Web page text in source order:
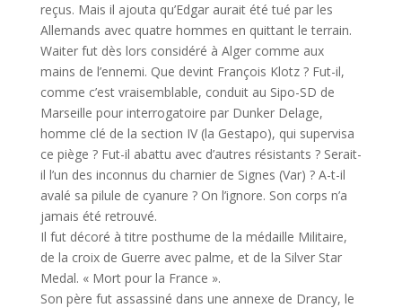
reçus. Mais il ajouta qu’Edgar aurait été tué par les
Allemands avec quatre hommes en quittant le terrain.
Waiter fut dès lors considéré à Alger comme aux
mains de l’ennemi. Que devint François Klotz ? Fut-il,
comme c’est vraisemblable, conduit au Sipo-SD de
Marseille pour interrogatoire par Dunker Delage,
homme clé de la section IV (la Gestapo), qui supervisa
ce piège ? Fut-il abattu avec d’autres résistants ? Serait-
il l’un des inconnus du charnier de Signes (Var) ? A-t-il
avalé sa pilule de cyanure ? On l’ignore. Son corps n’a
jamais été retrouvé.
Il fut décoré à titre posthume de la médaille Militaire,
de la croix de Guerre avec palme, et de la Silver Star
Medal. « Mort pour la France ».
Son père fut assassiné dans une annexe de Drancy, le